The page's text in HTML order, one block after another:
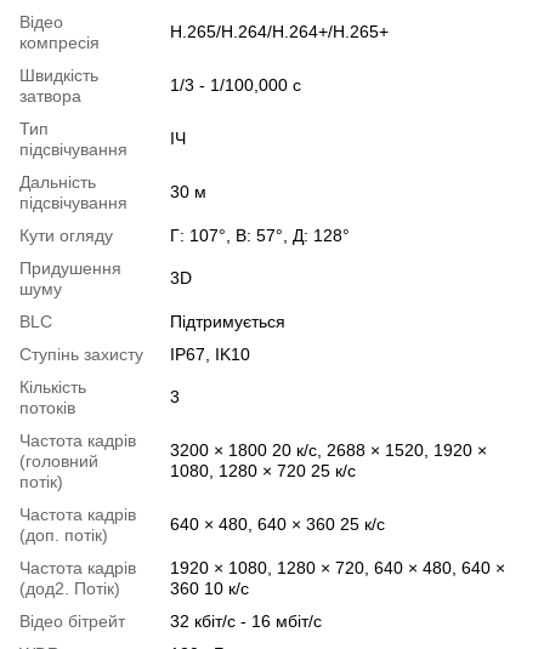
Відео
компресія
H.265/H.264/H.264+/H.265+
Швидкість
затвора
1/3 - 1/100,000 с
Тип
підсвічування
ІЧ
Дальність
підсвічування
30 м
Кути огляду
Г: 107°, В: 57°, Д: 128°
Придушення
шуму
3D
BLC
Підтримується
Ступінь захисту
IP67, IK10
Кількість
потоків
3
Частота кадрів
(головний
потік)
3200 × 1800 20 к/с, 2688 × 1520, 1920 ×
1080, 1280 × 720 25 к/с
Частота кадрів
(доп. потік)
640 × 480, 640 × 360 25 к/с
Частота кадрів
(дод2. Потік)
1920 × 1080, 1280 × 720, 640 × 480, 640 ×
360 10 к/с
Відео бітрейт
32 кбіт/с - 16 мбіт/с